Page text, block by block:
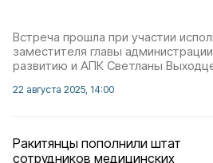
Встреча прошла при участии
заместителя главы
развитию и АПК Светланы
22 августа 2025, 14:00
Ракитянцы пополнили штат
сотрудников медицинских